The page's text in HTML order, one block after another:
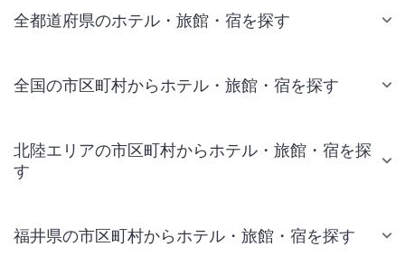
全都道府県のホテル・旅館・宿を探す
全国の市区町村からホテル・旅館・宿を探す
北陸エリアの市区町村からホテル・旅館・宿を探
す
福井県の市区町村からホテル・旅館・宿を探す